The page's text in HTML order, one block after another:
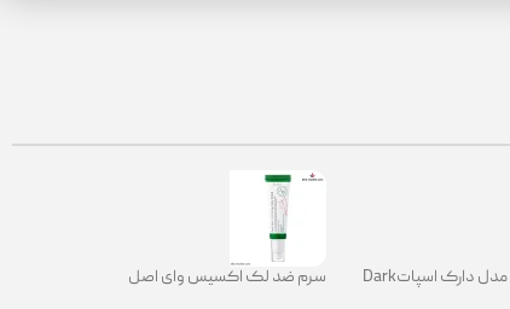
کرم ضدلک کاسه ای مدل دارک اسپاتDark
سرم ضد لک اکسیس وای اصل